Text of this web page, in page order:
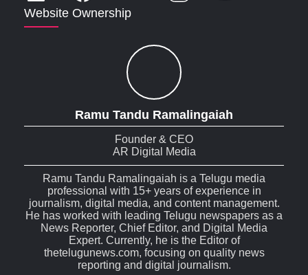
Website Ownership
Ramu Tandu Ramalingaiah
Founder & CEO
AR Digital Media
Ramu Tandu Ramalingaiah is a Telugu media
professional with 15+ years of experience in
journalism, digital media, and content management.
He has worked with leading Telugu newspapers as a
News Reporter, Chief Editor, and Digital Media
Expert. Currently, he is the Editor of
thetelugunews.com, focusing on quality news
reporting and digital journalism.